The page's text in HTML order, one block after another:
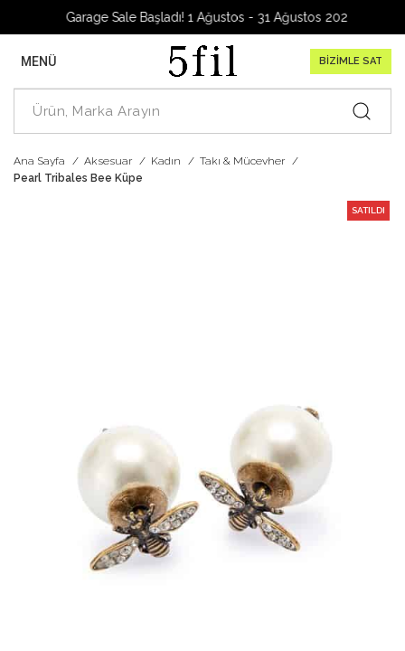
Garage Sale Başladı! 1 Ağustos - 31 Ağustos 2026
MENÜ BİZİMLE SAT
Ana Sayfa Aksesuar Kadın
Takı & Mücevher
Pearl Tribales Bee Küpe
SATILDI